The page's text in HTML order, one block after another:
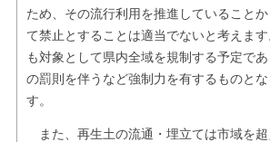
ため、その流行利用を推進していること
て禁止とすることは適当でないと考えま
も対象として県内全域を規制する予定で
の罰則を伴うなど強制力を有するものと
す。
また、再生土の流通・埋立ては市域を